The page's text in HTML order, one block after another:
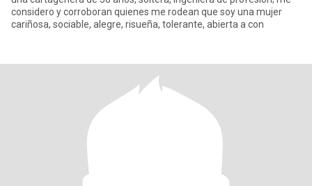
considero y corroboran quienes me rodean que soy una mujer
cariñosa, sociable, alegre, risueña, tolerante, abierta a con